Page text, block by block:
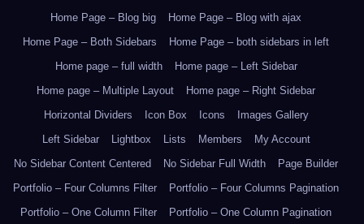
Home Page – Blog big
Home Page – Blog with ajax
Home Page – Both Sidebars
Home Page – both sidebars in left
Home page – full width
Home page – Left Sidebar
Home page – Multiple Layout
Home page – Right Sidebar
Horizontal Dividers
Icon Box Icons
Images Gallery
Left Sidebar
Lightbox Lists Members
My Account
No Sidebar Content Centered
No Sidebar Full Width
Page Builder
Portfolio – Four Columns Filter
Portfolio – Four Columns Pagination
Portfolio – One Column Filter
Portfolio – One Column Pagination